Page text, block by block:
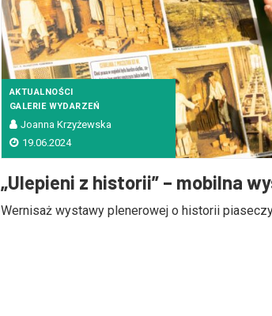
AKTUALNOŚCI
GALERIE WYDARZEŃ
Joanna Krzyżewska
19.06.2024
„Ulepieni z historii” – mobilna
Wernisaż wystawy plenerowej o historii